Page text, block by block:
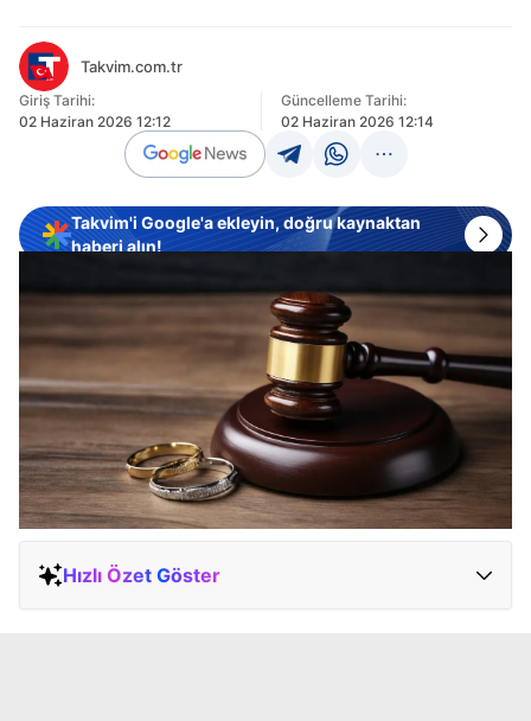
Takvim.com.tr
Giriş Tarihi:
02 Haziran 2026 12:12
Güncelleme Tarihi:
02 Haziran 2026 12:14
Takvim'i Google'a ekleyin, doğru kaynaktan
haberi alın!
Hızlı Özet Göster